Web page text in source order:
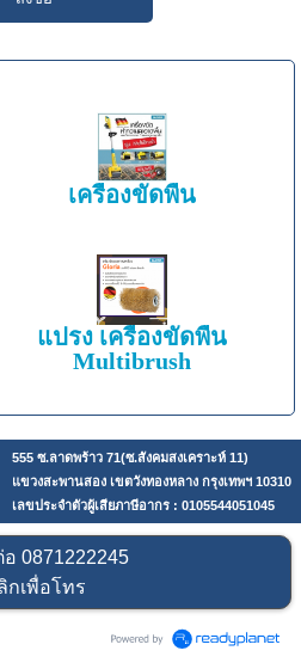
เครื่องขัดพื้น
แปรง เครื่องขัดพื้น
Multibrush
555 ซ.ลาดพร้าว 71(ซ.สังคมสงเคราะห์ 11)
แขวงสะพานสอง เขตวังทองหลาง กรุงเทพฯ 10310
เลขประจำตัวผู้เสียภาษีอากร : 0105544051045
อ0871222245
กเพื่อโทร